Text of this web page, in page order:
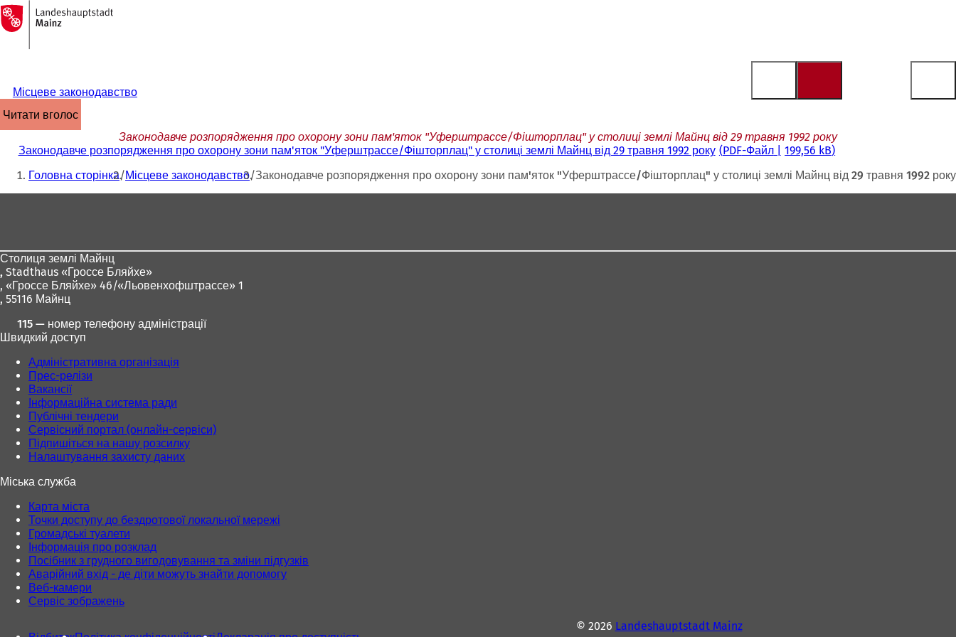
Перейти до змісту
На
головну
сторінку
Місцеве законодавство
читати вголос
Законодавче розпорядження про охорону зони пам'яток "Уферштрассе/Фішторплац" у столиці землі Майнц від 29 травня 1992 року
Законодавче розпорядження про охорону зони пам'яток "Уферштрассе/Фішторплац" у столиці землі Майнц від 29 травня 1992 року PDF-Файл 199,56 kB
Ти
тут:
Головна сторінка Місцеве законодавство Законодавче розпорядження про охорону зони пам'яток "Уферштрассе/Фішторплац" у столиці землі Майнц від 29 травня 1992 року
Столиця землі Майнц
, Stadthaus «Гроссе Бляйхе»
, «Гроссе Бляйхе» 46/«Льовенхофштрассе» 1
, 55116 Майнц
115 — номер телефону адміністрації
Швидкий доступ
Адміністративна організація
Прес-релізи
Вакансії
Інформаційна система ради
Публічні тендери
Сервісний портал (онлайн-сервіси)
Підпишіться на нашу розсилку
Налаштування захисту даних
Міська служба
Карта міста
Точки доступу до бездротової локальної мережі
Громадські туалети
Інформація про розклад
Посібник з грудного вигодовування та зміни підгузків
Аварійний вхід - де діти можуть знайти допомогу
Веб-камери
Сервіс зображень
© 2026 Landeshauptstadt Mainz